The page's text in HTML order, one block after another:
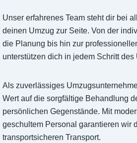
Unser erfahrenes Team steht dir bei
deinen Umzug zur Seite. Von der
die Planung bis hin zur
unterstützen dich in jedem Schritt des
Als zuverlässiges
Wert auf die sorgfältige Behandlung
persönlichen Gegenstände. Mit
geschultem Personal garantieren wir
transportsicheren Transport.